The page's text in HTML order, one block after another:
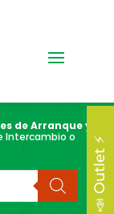
de Arranque y
Intercambio o
📣 Outlet ⚡